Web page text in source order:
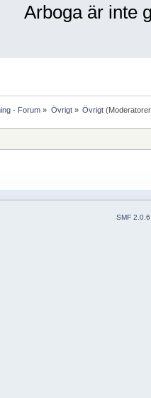
Arboga är inte
- Forum » Övrigt» Övrigt
SMF 2.0.6